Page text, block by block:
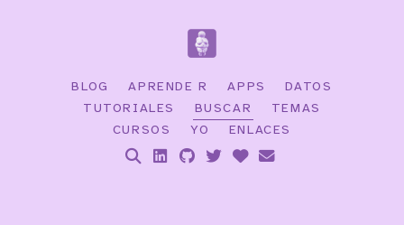
BLOG APRENDE R APPS
DATOS
TUTORIALES
BUSCAR
TEMAS
CURSOS
YO ENLACES